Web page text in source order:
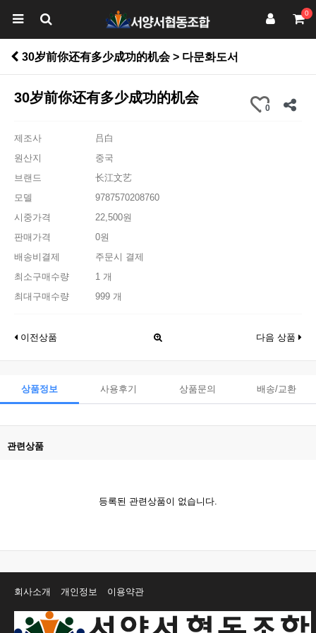
0
30岁前你还有多少成功的机会 > 다문화도서
30岁前你还有多少成功的机会
0
제조사
吕白
원산지
중국
브랜드
长江文艺
모델
9787570208760
시중가격
22,500원
판매가격
0원
배송비결제
주문시 결제
최소구매수량
1 개
최대구매수량
999 개
이전상품 다음 상품
상품정보 사용후기 상품문의 배송/교환
관련상품
등록된 관련상품이 없습니다.
회사소개 개인정보 이용약관